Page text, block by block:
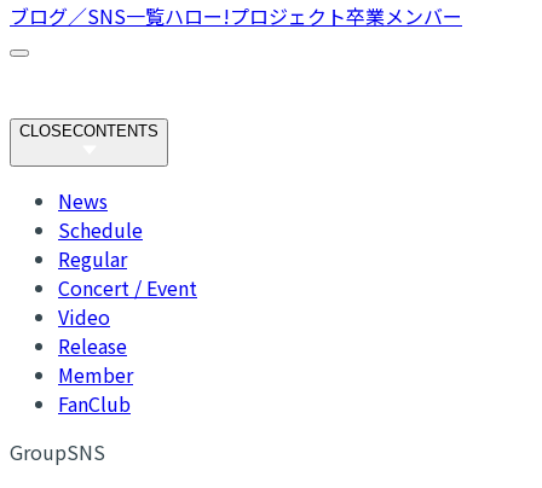
ブログ／SNS一覧ハロー!プロジェクト卒業メンバー
CLOSECONTENTS
News
Schedule
Regular
Concert / Event
Video
Release
Member
FanClub
GroupSNS